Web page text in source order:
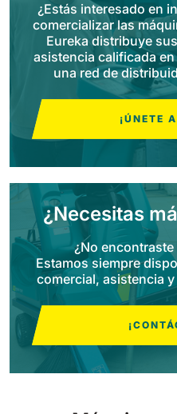
E81
810 mm
Fregadora con operador a
Ver todas
E65
650 mm
E75
760 mm
830 mm
Magnum
1570 mm
Bull 200
2100 mm
¿Estás interesado en
comercializar las
Eureka distribuye
asistencia calificada
una red de
¡ÚNETE
¿Necesitas
¿No
Estamos siempre
comercial, asistencia